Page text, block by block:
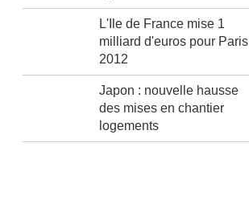
L'Ile de France mise 1
milliard d'euros pour Paris
2012
Japon : nouvelle hausse
des mises en chantier
logements